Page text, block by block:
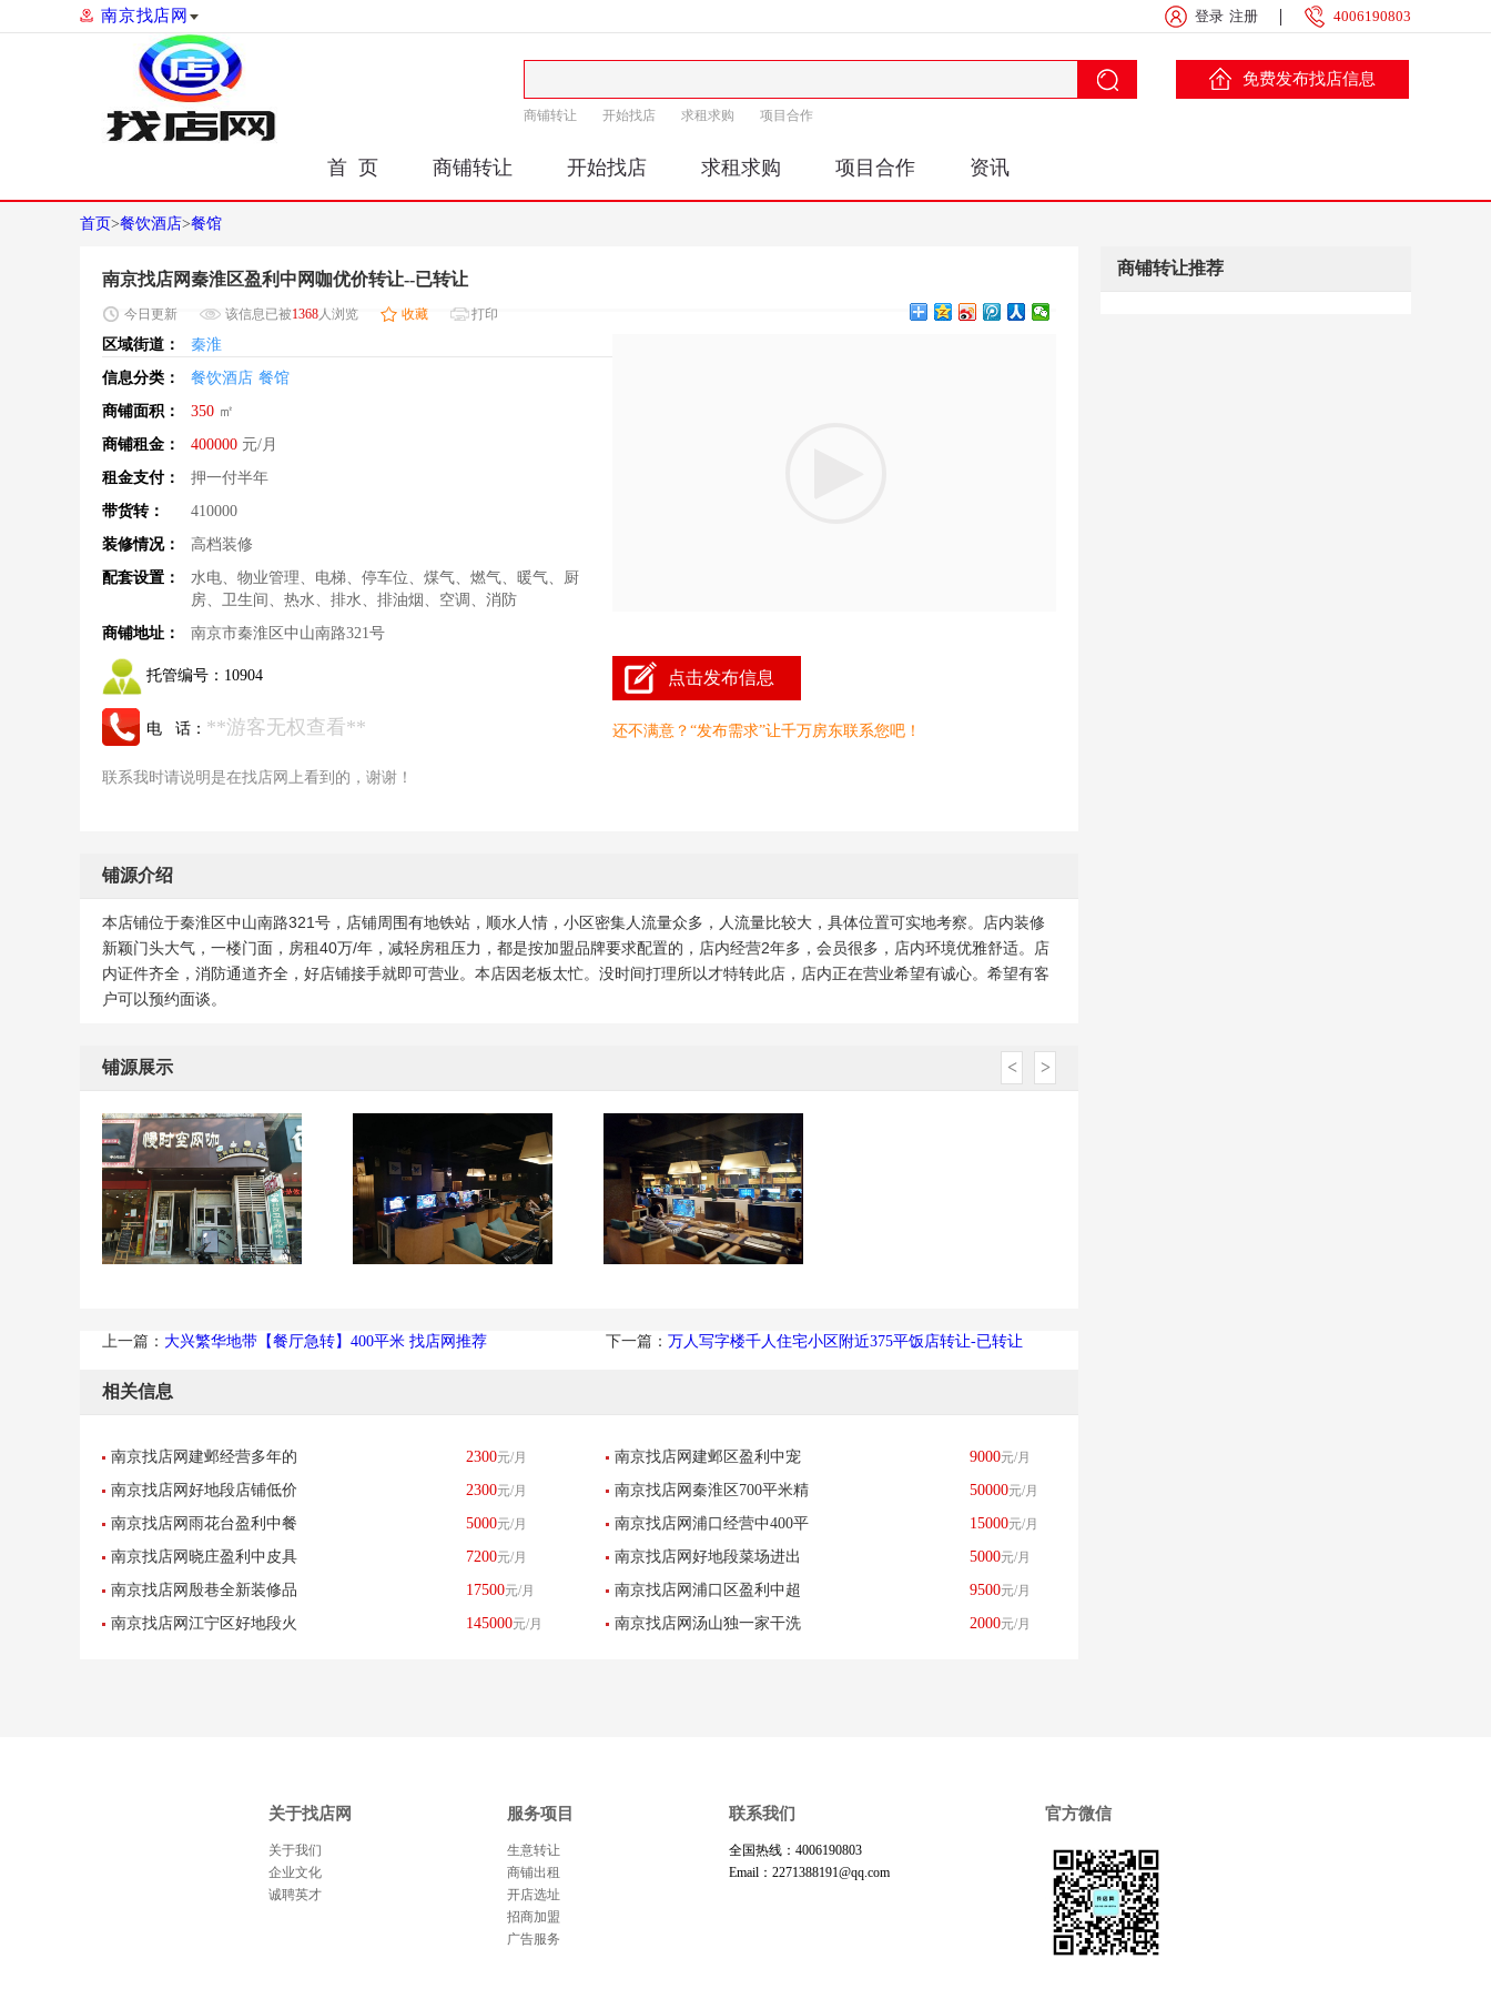
南京找店网 登录 注册 4006190803
商铺转让 开始找店 求租求购 项目合作
免费发布找店信息
首 页 商铺转让 开始找店 求租求购 项目合作 资讯
首页>餐饮酒店>餐馆
南京找店网秦淮区盈利中网咖优价转让--已转让
今日 更新 该信息已被1368人浏览 收藏 打印
区域街道：
秦淮
信息分类：
餐饮酒店 餐馆
商铺面积：
350 ㎡
商铺租金：
400000 元/月
租金支付：
押一付半年
带货转：
410000
装修情况：
高档装修
配套设置：
水电、物业管理、电梯、停车位、煤气、燃气、暖气、厨
房、卫生间、热水、排水、排油烟、空调、消防
商铺地址：
南京市秦淮区中山南路321号
托管编号： 10904
电 话： **游客无权查看**
联系我时请说明是在找店网上看到的，谢谢！
点击发布信息
还不满意？“发布需求”让千万房东联系您吧！
铺源介绍
本店铺位于秦淮区中山南路321号，店铺周围有地铁站，顺水人情，小区密集人流量众多，人流量比较大，具体位置可实地考察。店内装修
新颖门头大气，一楼门面，房租40万/年，减轻房租压力，都是按加盟品牌要求配置的，店内经营2年多，会员很多，店内环境优雅舒适。店
内证件齐全，消防通道齐全，好店铺接手就即可营业。本店因老板太忙。没时间打理所以才特转此店，店内正在营业希望有诚心。希望有客
户可以预约面谈。
铺源展示 < >
上一篇： 大兴繁华地带【餐厅急转】400平米 找店网推荐 下一篇： 万人写字楼千人住宅小区附近375平饭店转让-已转让
相关信息
南京找店网建邺经营多年的
图文店转让--已转让
2300元/月 南京找店网建邺区盈利中宠
物店低价转让--已转让
9000元/月
南京找店网好地段店铺低价
转让《适合任何行业》--已转
2300元/月 南京找店网秦淮区700平米精
装饭店优价转让--已转让
50000元/月
南京找店网雨花台盈利中餐
馆低价急转(任何行业)--已转
5000元/月 南京找店网浦口经营中400平
方生活超市低价转让--已转让
15000元/月
南京找店网晓庄盈利中皮具
护理店低价转让--已转让
7200元/月 南京找店网好地段菜场进出
口位置卤菜店低价转让--已转
5000元/月
南京找店网殷巷全新装修品
牌餐饮店转让--已转让
17500元/月 南京找店网浦口区盈利中超
市加生鲜优价转让--已转让
9500元/月
南京找店网江宁区好地段火 145000元/月 南京找店网汤山独一家干洗 2000元/月
商铺转让推荐
关于找店网
关于我们
企业文化
诚聘英才
服务项目
生意转让
商铺出租
开店选址
招商加盟
广告服务
联系我们
全国热线：4006190803
Email：2271388191@qq.com
官方微信